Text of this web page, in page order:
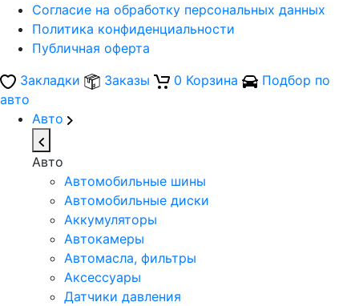
Согласие на обработку персональных данных
Политика конфиденциальности
Публичная оферта
Закладки
Заказы 0 Корзина
Подбор по
авто
Авто
Авто
Автомобильные шины
Автомобильные диски
Аккумуляторы
Автокамеры
Автомасла, фильтры
Аксессуары
Датчики давления